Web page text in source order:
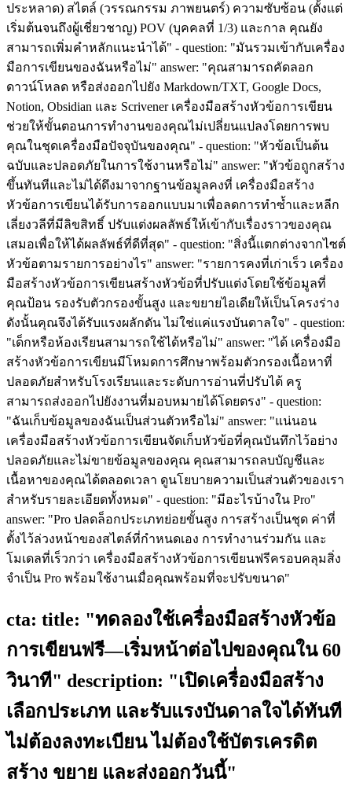
ประหลาด) สไตล์ (วรรณกรรม ภาพยนตร์) ความซับซ้อน (ตั้งแต่
เริ่มต้นจนถึงผู้เชี่ยวชาญ) POV (บุคคลที่ 1/3) และกาล คุณยัง
สามารถเพิ่มคำหลักแนะนำได้" - question: "มันรวมเข้ากับเครื่อง
มือการเขียนของฉันหรือไม่" answer: "คุณสามารถคัดลอก
ดาวน์โหลด หรือส่งออกไปยัง Markdown/TXT, Google Docs,
Notion, Obsidian และ Scrivener เครื่องมือสร้างหัวข้อการเขียน
ช่วยให้ขั้นตอนการทำงานของคุณไม่เปลี่ยนแปลงโดยการพบ
คุณในชุดเครื่องมือปัจจุบันของคุณ" - question: "หัวข้อเป็นต้น
ฉบับและปลอดภัยในการใช้งานหรือไม่" answer: "หัวข้อถูกสร้าง
ขึ้นทันทีและไม่ได้ดึงมาจากฐานข้อมูลคงที่ เครื่องมือสร้าง
หัวข้อการเขียนได้รับการออกแบบมาเพื่อลดการทำซ้ำและหลีก
เลี่ยงวลีที่มีลิขสิทธิ์ ปรับแต่งผลลัพธ์ให้เข้ากับเรื่องราวของคุณ
เสมอเพื่อให้ได้ผลลัพธ์ที่ดีที่สุด" - question: "สิ่งนี้แตกต่างจากไซต์
หัวข้อตามรายการอย่างไร" answer: "รายการคงที่เก่าเร็ว เครื่อง
มือสร้างหัวข้อการเขียนสร้างหัวข้อที่ปรับแต่งโดยใช้ข้อมูลที่
คุณป้อน รองรับตัวกรองขั้นสูง และขยายไอเดียให้เป็นโครงร่าง
ดังนั้นคุณจึงได้รับแรงผลักดัน ไม่ใช่แค่แรงบันดาลใจ" - question:
"เด็กหรือห้องเรียนสามารถใช้ได้หรือไม่" answer: "ได้ เครื่องมือ
สร้างหัวข้อการเขียนมีโหมดการศึกษาพร้อมตัวกรองเนื้อหาที่
ปลอดภัยสำหรับโรงเรียนและระดับการอ่านที่ปรับได้ ครู
สามารถส่งออกไปยังงานที่มอบหมายได้โดยตรง" - question:
"ฉันเก็บข้อมูลของฉันเป็นส่วนตัวหรือไม่" answer: "แน่นอน
เครื่องมือสร้างหัวข้อการเขียนจัดเก็บหัวข้อที่คุณบันทึกไว้อย่าง
ปลอดภัยและไม่ขายข้อมูลของคุณ คุณสามารถลบบัญชีและ
เนื้อหาของคุณได้ตลอดเวลา ดูนโยบายความเป็นส่วนตัวของเรา
สำหรับรายละเอียดทั้งหมด" - question: "มีอะไรบ้างใน Pro"
answer: "Pro ปลดล็อกประเภทย่อยขั้นสูง การสร้างเป็นชุด ค่าที่
ตั้งไว้ล่วงหน้าของสไตล์ที่กำหนดเอง การทำงานร่วมกัน และ
โมเดลที่เร็วกว่า เครื่องมือสร้างหัวข้อการเขียนฟรีครอบคลุมสิ่ง
จำเป็น Pro พร้อมใช้งานเมื่อคุณพร้อมที่จะปรับขนาด"
cta: title: "ทดลองใช้เครื่องมือสร้างหัวข้อ
การเขียนฟรี—เริ่มหน้าต่อไปของคุณใน 60
วินาที" description: "เปิดเครื่องมือสร้าง
เลือกประเภท และรับแรงบันดาลใจได้ทันที
ไม่ต้องลงทะเบียน ไม่ต้องใช้บัตรเครดิต
สร้าง ขยาย และส่งออกวันนี้"